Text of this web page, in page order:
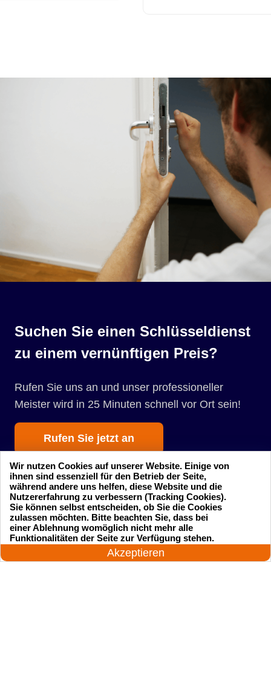
Suchen Sie einen Schlüsseldienst
zu einem vernünftigen Preis?
Rufen Sie uns an und unser professioneller
Meister wird in 25 Minuten schnell vor Ort sein!
Rufen Sie jetzt an
Startseite Einsatzgebiete
Preise
24 Stunden am Tag
Akzeptieren
Wir nutzen Cookies auf unserer Website. Einige von
ihnen sind essenziell für den Betrieb der Seite,
während andere uns helfen, diese Website und die
Nutzererfahrung zu verbessern (Tracking Cookies).
Sie können selbst entscheiden, ob Sie die Cookies
zulassen möchten. Bitte beachten Sie, dass bei
einer Ablehnung womöglich nicht mehr alle
Funktionalitäten der Seite zur Verfügung stehen.